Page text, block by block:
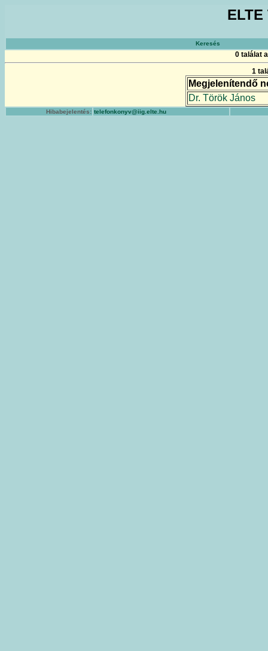
Keresés
0 találat
1
Megjelenítendő
Dr. Török János
Hibabejelentés: telefonkonyv@iig.elte.hu